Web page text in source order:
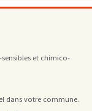
sensibles et chimico-
dans votre commune.